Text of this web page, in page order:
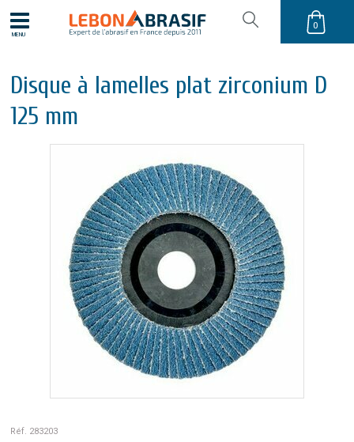
MENU
0
Disque à lamelles plat zirconium D
125 mm
Réf. 283203